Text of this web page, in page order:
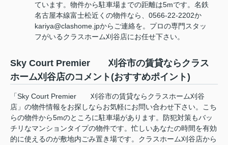
ています。物件から駐車場までの距離は5mです。名鉄
名古屋本線富士松近くの物件なら、0566-22-2202か
kariya@clashome.jpからご連絡を。プロの専門スタッ
フがいるクラスホーム刈谷店にお任せ下さい。
Sky Court Premier 刈谷市の賃貸ならクラス
ホーム刈谷店のコメント(おすすめポイント)
「Sky Court Premier 刈谷市の賃貸ならクラスホーム刈谷
店」の物件情報をお探しならお気軽にお問い合わせ下さい。こち
らの物件から5mのところに駐車場があります。防犯対策もバッ
チリなマンションタイプの物件です。忙しいあなたの時間を有効
的に使えるのが敷地内ごみ置き場です。クラスホーム刈谷店から